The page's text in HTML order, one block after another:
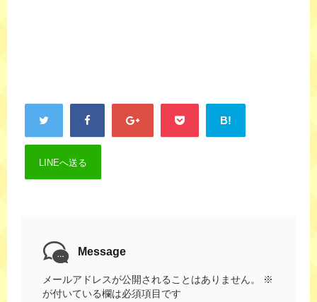
B!
LINEへ送る
Message
メールアドレスが公開されることはありません。
※
が付いている欄は必須項目です